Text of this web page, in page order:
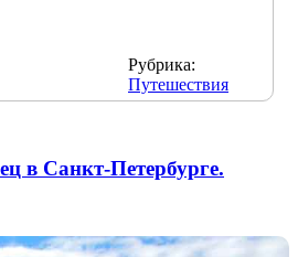
Рубрика:
Путешествия
в Санкт-Петербурге.